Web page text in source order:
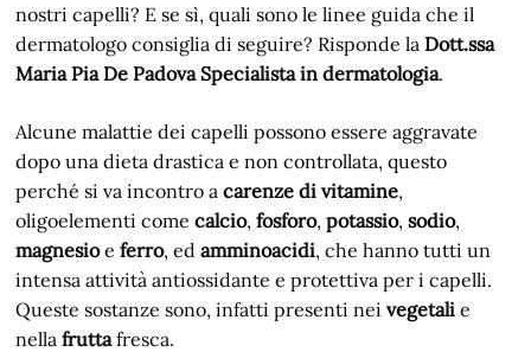
nostri capelli? E se sì, quali sono le linee guida che il
dermatologo consiglia di seguire? Risponde laDott.ssa
Maria Pia De Padova Specialista in dermatologia.
Alcune malattie dei capelli possono essere aggravate
dopo una dieta drastica e non controllata, questo
perché si va incontro acarenze di vitamine,
oligoelementi comecalcio,fosforo,potassio,sodio,
magnesioeferro, edamminoacidi, che hanno tutti un
intensa attività antiossidante e protettiva per i capelli.
Queste sostanze sono, infatti presenti neivegetalie
nellafruttafresca.